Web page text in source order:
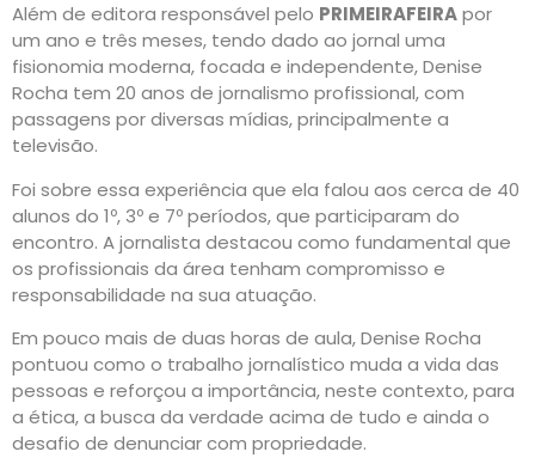
Além de editora responsável pelo PRIMEIRAFEIRApor
um ano e três meses, tendo dado ao jornal uma
fisionomia moderna, focada e independente, Denise
Rocha tem 20 anos de jornalismo profissional, com
passagens por diversas mídias, principalmente a
televisão.
Foi sobre essa experiência que ela falou aos cerca de 40
alunos do 1º, 3º e 7º períodos, que participaram do
encontro. A jornalista destacou como fundamental que
os profissionais da área tenham compromisso e
responsabilidade na sua atuação.
Em pouco mais de duas horas de aula, Denise Rocha
pontuou como o trabalho jornalístico muda a vida das
pessoas e reforçou a importância, neste contexto, para
a ética, a busca da verdade acima de tudo e ainda o
desafio de denunciar com propriedade.